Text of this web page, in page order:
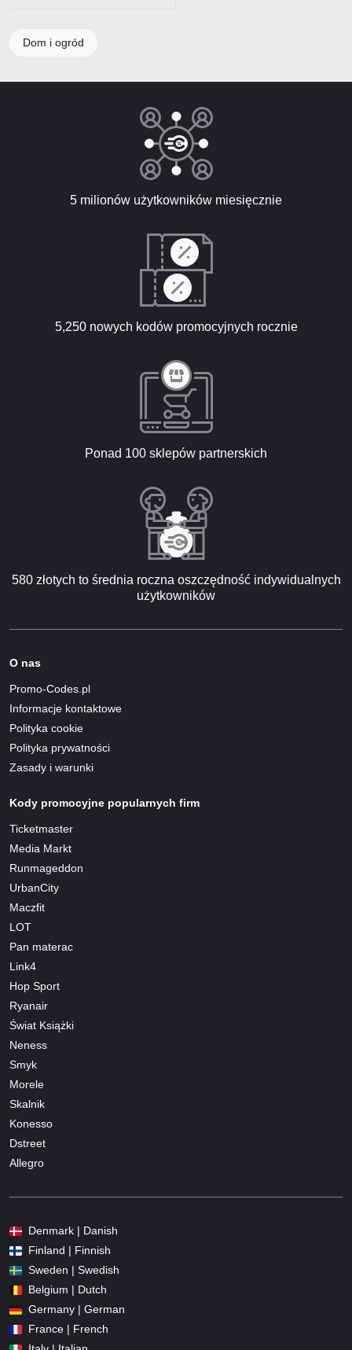
Dom i ogród
5 milionów użytkowników miesięcznie
5,250 nowych kodów promocyjnych rocznie
Ponad 100 sklepów partnerskich
580 złotych to średnia roczna oszczędność indywidualnych
użytkowników
O nas
Promo-Codes.pl
Informacje kontaktowe
Polityka cookie
Polityka prywatności
Zasady i warunki
Kody promocyjne popularnych firm
Ticketmaster
Media Markt
Runmageddon
UrbanCity
Maczfit
LOT
Pan materac
Link4
Hop Sport
Ryanair
Świat Książki
Neness
Smyk
Morele
Skalnik
Konesso
Dstreet
Allegro
Denmark | Danish
Finland | Finnish
Sweden | Swedish
Belgium | Dutch
Germany | German
France | French